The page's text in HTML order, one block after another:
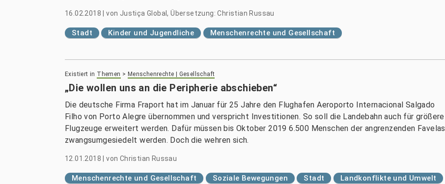
16.02.2018 |von Justiça Global, Übersetzung: Christian Russau
Stadt Kinder und Jugendliche Menschenrechte und Gesellschaft
Existiert in Themen > Menschenrechte | Gesellschaft
„Die wollen uns an die Peripherie abschieben“
Die deutsche Firma Fraport hat im Januar für 25 Jahre den Flughafen Aeroporto Internacional Salgado
Filho von Porto Alegre übernommen und verspricht Investitionen. So soll die Landebahn auch für größere
Flugzeuge erweitert werden. Dafür müssen bis Oktober 2019 6.500 Menschen der angrenzenden Favelas
zwangsumgesiedelt werden. Doch die wehren sich.
12.01.2018 |von Christian Russau
Menschenrechte und Gesellschaft Soziale Bewegungen Stadt Landkonflikte und Umwelt